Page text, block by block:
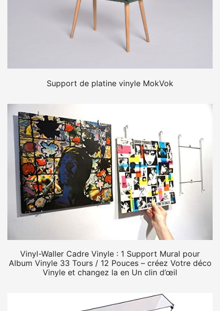
Support de platine vinyle MokVok
Vinyl-Waller Cadre Vinyle : 1 Support Mural pour
Album Vinyle 33 Tours / 12 Pouces – créez Votre déco
Vinyle et changez la en Un clin d’œil